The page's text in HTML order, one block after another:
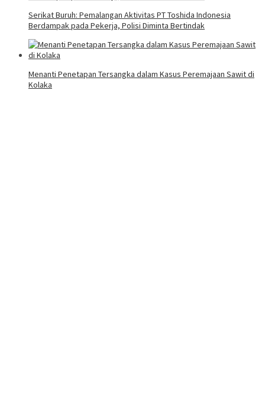
Serikat Buruh: Pemalangan Aktivitas PT Toshida Indonesia
Berdampak pada Pekerja, Polisi Diminta Bertindak
Menanti Penetapan Tersangka dalam Kasus Peremajaan Sawit di
Kolaka